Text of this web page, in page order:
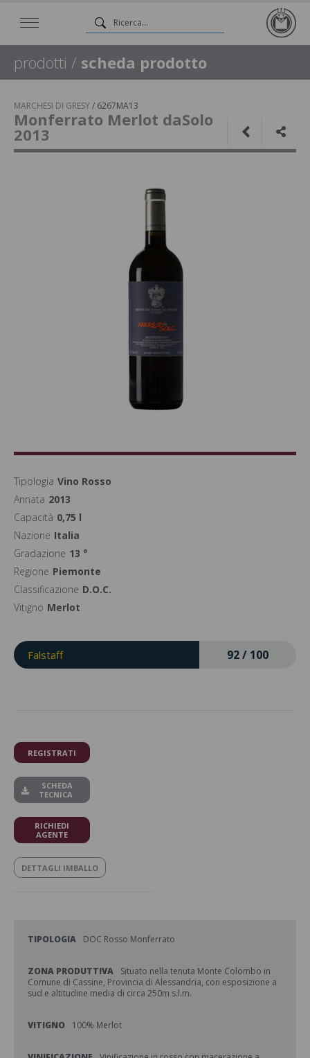
prodotti / scheda prodotto
MARCHESI DI GRESY/ 6267MA13
Monferrato Merlot daSolo
2013
Tipologia Vino Rosso
Annata 2013
Capacità 0,75 l
Nazione Italia
Gradazione 13 °
Regione Piemonte
Classificazione D.O.C.
Vitigno Merlot
Falstaff 92 / 100
REGISTRATI
SCHEDA
TECNICA
RICHIEDI
AGENTE
DETTAGLI IMBALLO
TIPOLOGIA DOC Rosso Monferrato
ZONA PRODUTTIVA
Situato nella tenuta Monte Colombo in
Comune di Cassine, Provincia di Alessandria, con esposizione a
sud e altitudine media di circa 250m s.l.m.
VITIGNO 100% Merlot